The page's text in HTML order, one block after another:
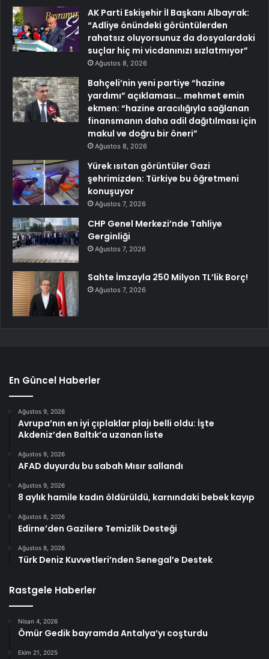
AK Parti Eskişehir İl Başkanı Albayrak:
“Adliye önündeki görüntülerden
rahatsız oluyorsunuz da dosyalardaki
suçlar hiç mi vicdanınızı sızlatmıyor”
Ağustos 8, 2026
Bahçeli’nin yeni partiye “hazine
yardımı” açıklaması… mehmet emin
ekmen: “hazine aracılığıyla sağlanan
finansmanın daha adil dağıtılması için
makul ve doğru bir öneri”
Ağustos 8, 2026
Yürek ısıtan görüntüler Gazi
şehrimizden: Türkiye bu öğretmeni
konuşuyor
Ağustos 7, 2026
CHP Genel Merkezi’nde Tahliye
Gerginliği
Ağustos 7, 2026
Sahte İmzayla 250 Milyon TL’lik Borç!
Ağustos 7, 2026
En Güncel Haberler
Ağustos 9, 2026
Avrupa’nın en iyi çıplaklar plajı belli oldu: İşte
Akdeniz’den Baltık’a uzanan liste
Ağustos 9, 2026
AFAD duyurdu bu sabah Mısır sallandı
Ağustos 9, 2026
8 aylık hamile kadın öldürüldü, karnındaki bebek kayıp
Ağustos 8, 2026
Edirne’den Gazilere Temizlik Desteği
Ağustos 8, 2026
Türk Deniz Kuvvetleri’nden Senegal’e Destek
Rastgele Haberler
Nisan 4, 2026
Ömür Gedik bayramda Antalya’yı coşturdu
Ekim 21, 2025